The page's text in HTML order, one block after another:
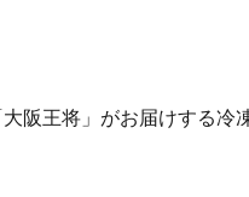
阪王将」がお届けする冷